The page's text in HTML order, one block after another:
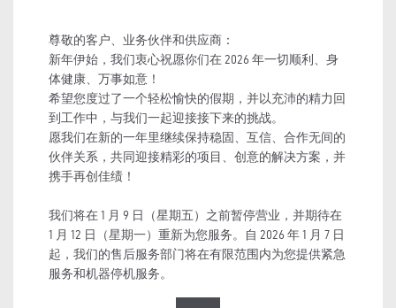
尊敬的客户、业务伙伴和供应商：
新年伊始，我们衷心祝愿你们在 2026 年一切顺利、身
体健康、万事如意！
希望您度过了一个轻松愉快的假期，并以充沛的精力回
到工作中，与我们一起迎接接下来的挑战。
愿我们在新的一年里继续保持稳固、互信、合作无间的
伙伴关系，共同迎接精彩的项目、创意的解决方案，并
携手再创佳绩！
我们将在 1 月 9 日（星期五）之前暂停营业，并期待在
1 月 12 日（星期一）重新为您服务。自 2026 年 1 月 7 日
起，我们的售后服务部门将在有限范围内为您提供紧急
服务和机器停机服务。